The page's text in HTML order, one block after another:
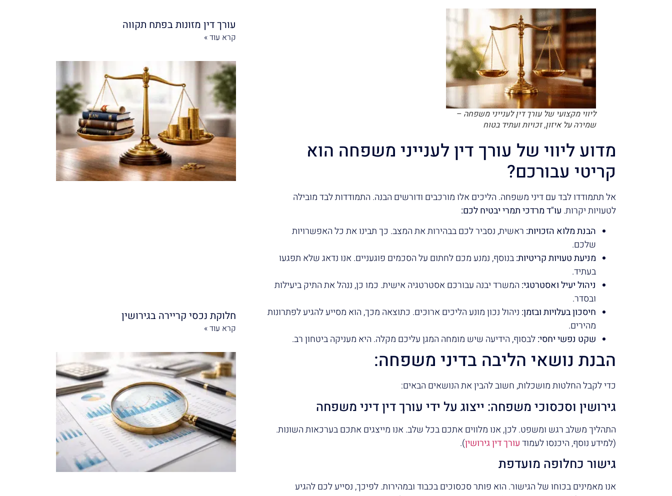
ליווי מקצועי של עורך דין לענייני משפחה –
שמירה על איזון, זכויות ועתיד בטוח
מדוע ליווי של עורך דין לענייני משפחה הוא
קריטי עבורכם?
אל תתמודדו לבד עם דיני משפחה. הליכים אלו מורכבים ודורשים הבנה. התמודדות לבד מובילה
לטעויות יקרות. עו"ד מרדכי תמרי יבטיח לכם:
הבנת מלוא הזכויות: ראשית, נסביר לכם בבהירות את המצב. כך תבינו את כל האפשרויות
שלכם.
מניעת טעויות קריטיות:בנוסף, נמנע מכם לחתום על הסכמים פוגעניים. אנו נדאג שלא תפגעו
בעתיד.
ניהול יעיל ואסטרטגי: המשרד יבנה עבורכם אסטרטגיה אישית. כמו כן, ננהל את התיק ביעילות
ובסדר.
חיסכון בעלויות ובזמן: ניהול נכון מונע הליכים ארוכים. כתוצאה מכך, הוא מסייע להגיע לפתרונות
מהירים.
שקט נפשי יחסי:לבסוף, הידיעה שיש מומחה המגן עליכם מקלה. היא מעניקה ביטחון רב.
הבנת נושאי הליבה בדיני משפחה:
כדי לקבל החלטות מושכלות, חשוב להבין את הנושאים הבאים:
גירושין וסכסוכי משפחה: ייצוג על ידי עורך דין דיני משפחה
התהליך משלב רגש ומשפט. לכן, אנו מלווים אתכם בכל שלב. אנו מייצגים אתכם בערכאות השונות.
(למידע נוסף, היכנסו לעמודעורך דין גירושין)
.
גישור כחלופה מועדפת
אנו מאמינים בכוחו של הגישור. הוא פותר סכסוכים בכבוד ובמהירות. לפיכך, נסייע לכם להגיע
עורך דין מזונות בפתח תקווה
קרא עוד »
חלוקת נכסי קריירה בגירושין
קרא עוד »